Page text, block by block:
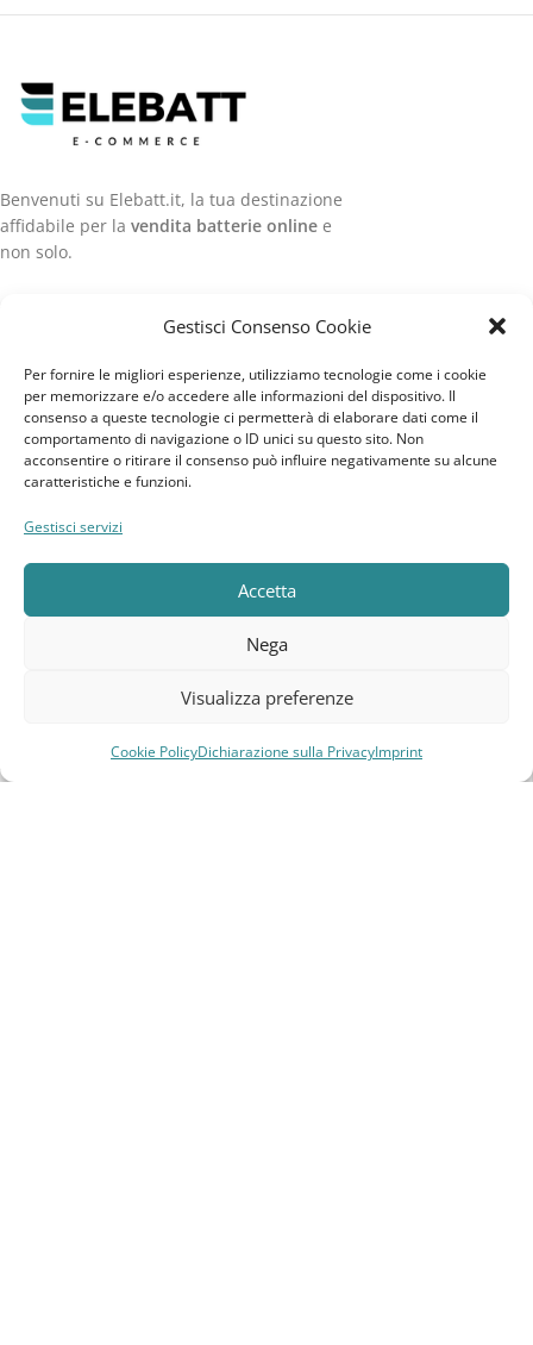
Gestisci Consenso Cookie
Per fornire le migliori esperienze, utilizziamo tecnologie come i cookie
per memorizzare e/o accedere alle informazioni del dispositivo. Il
consenso a queste tecnologie ci permetterà di elaborare dati come il
comportamento di navigazione o ID unici su questo sito. Non
acconsentire o ritirare il consenso può influire negativamente su alcune
caratteristiche e funzioni.
Gestisci servizi
Accetta
Nega
Visualizza preferenze
Cookie PolicyDichiarazione sulla PrivacyImprint
Benvenuti su Elebatt.it, la tua destinazione
affidabile per la vendita batterie online e
non solo.
News
GDPR
Cookie Policy
Dichiarazione sulla Privacy
Imprint
Termini e Condizioni
Pagine Dedicate
Lista dei desideri
CarrelloMenu